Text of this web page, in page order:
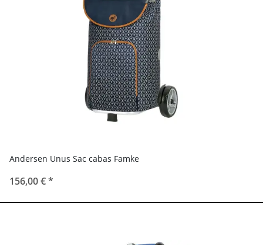
Andersen Unus Sac cabas Famke
156,00 €*